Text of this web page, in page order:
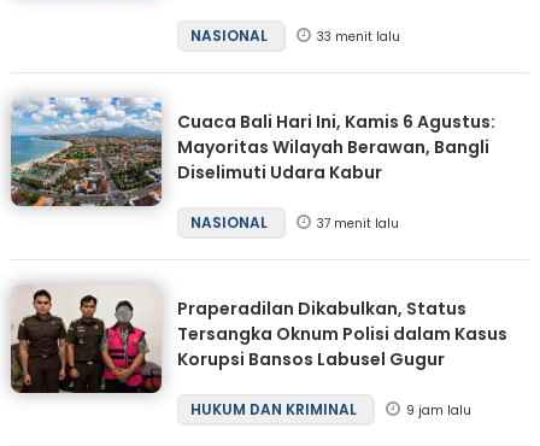
NASIONAL 33 menit lalu
Cuaca Bali Hari Ini, Kamis 6 Agustus:
Mayoritas Wilayah Berawan, Bangli
Diselimuti Udara Kabur
NASIONAL 37 menit lalu
Praperadilan Dikabulkan, Status
Tersangka Oknum Polisi dalam Kasus
Korupsi Bansos Labusel Gugur
HUKUM DAN KRIMINAL 9 jam lalu